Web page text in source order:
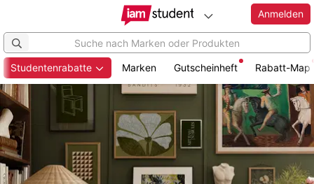
Zum
Hauptinhalt
springen
Anmelden
Studentenrabatte Marken Gutscheinheft Rabatt-Map